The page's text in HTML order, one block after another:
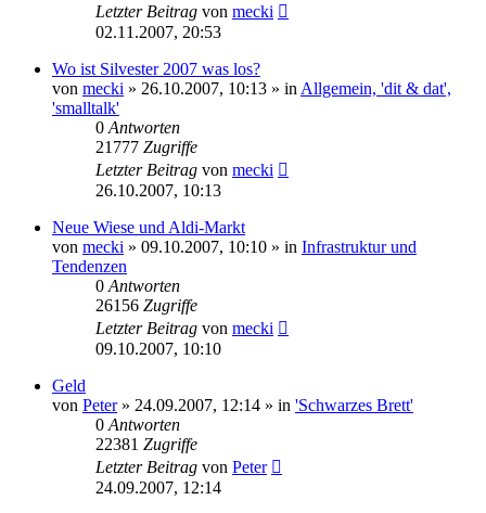
Letzter Beitrag von mecki
02.11.2007, 20:53
Wo ist Silvester 2007 was los?
von mecki » 26.10.2007, 10:13 » in Allgemein, 'dit & dat',
'smalltalk'
0 Antworten
21777 Zugriffe
Letzter Beitrag von mecki
26.10.2007, 10:13
Neue Wiese und Aldi-Markt
von mecki » 09.10.2007, 10:10 » in Infrastruktur und
Tendenzen
0 Antworten
26156 Zugriffe
Letzter Beitrag von mecki
09.10.2007, 10:10
Geld
von Peter» 24.09.2007, 12:14 » in 'Schwarzes Brett'
0 Antworten
22381 Zugriffe
Letzter Beitrag von Peter
24.09.2007, 12:14